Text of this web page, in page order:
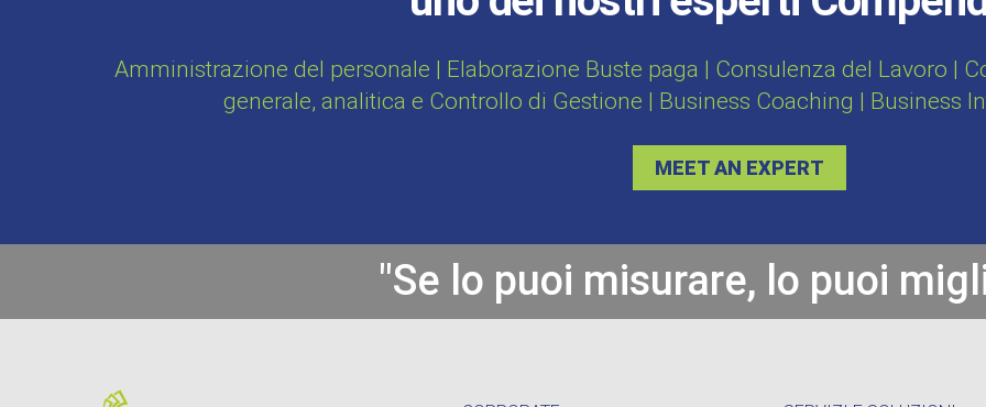
Amministrazione del personale | Elaborazione Buste paga | Consulenza del Lavoro |
generale, analitica e Controllo di Gestione | Business Coaching | Business
MEET AN EXPERT
"Se lo puoi misurare, lo puoi